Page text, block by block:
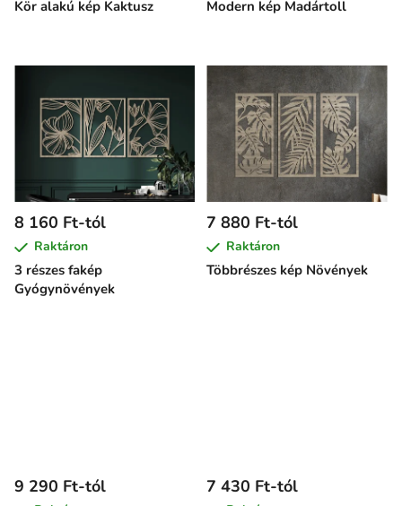
Kör alakú kép Kaktusz Modern kép Madártoll
3 részes fakép
Gyógynövények
8 160 Ft-tól
Raktáron
Többrészes kép Növények
7 880 Ft-tól
Raktáron
9 290 Ft-tól 7 430 Ft-tól